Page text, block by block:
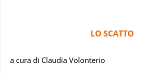
LO SCATTO
a cura di Claudia Volonterio